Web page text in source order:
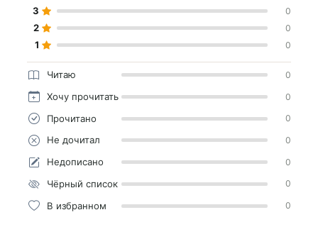
3 0
2 0
1 0
Читаю 0
Хочу прочитать 0
Прочитано 0
Не дочитал 0
Недописано 0
Чёрный список 0
В избранном 0